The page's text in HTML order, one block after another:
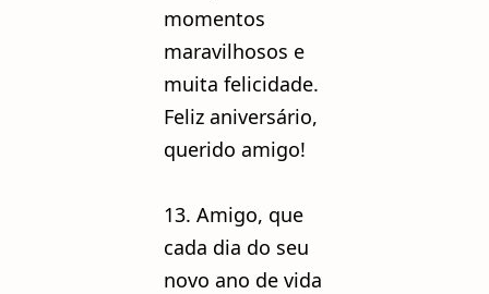
momentos
maravilhosos e
muita felicidade.
Feliz aniversário,
querido amigo!
13. Amigo, que
cada dia do seu
novo ano de vida